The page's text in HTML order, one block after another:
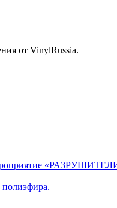
от VinylRussia.
полиэфира.